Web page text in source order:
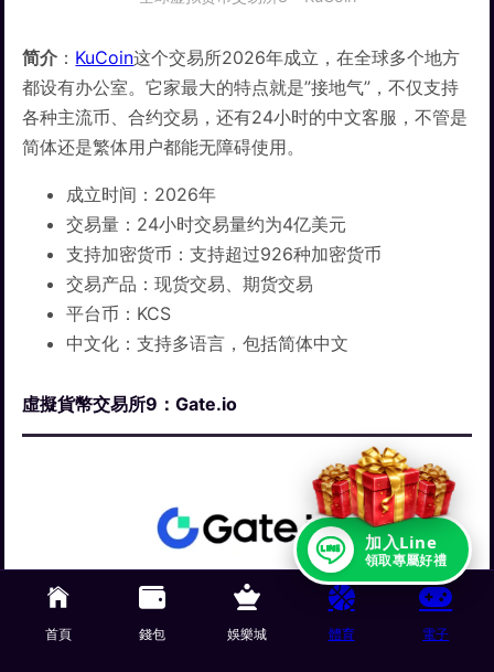
简介 ： KuCoin这个交易所2026年成立，在全球多个地方
都设有办公室。它家最大的特点就是”接地气”，不仅支持
各种主流币、合约交易，还有24小时的中文客服，不管是
简体还是繁体用户都能无障碍使用。
成立时间：2026年
交易量：24小时交易量约为4亿美元
支持加密货币：支持超过926种加密货币
交易产品：现货交易、期货交易
平台币：KCS
中文化：支持多语言，包括简体中文
虛擬貨幣交易所9：Gate.io
全球虚拟货币交易所9 – Gate.io
首頁 錢包 娛樂城 體育 電子
加入Line
領取專屬好禮